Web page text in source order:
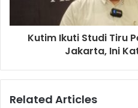
Kutim Ikuti Studi Tiru
Jakarta, Ini
Related Articles